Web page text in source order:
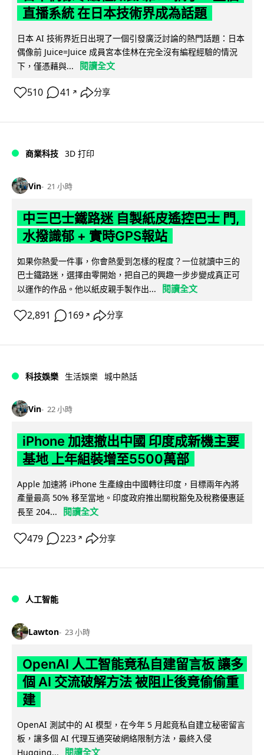
直播系統 在日本技術界成為話題
日本 AI 技術界近日出現了一個引發廣泛討論的熱門話題：日本
偶像前 Juice=Juice 成員宮本佳林在完全沒有編程經驗的情況
下，僅憑藉與...
閱讀全文
510 41 ↗ 分享
商業科技 3D 打印
Vin 21 小時
中三巴士鐵路迷 自製紙皮遙控巴士 門,
水撥識郁 + 實時GPS報站
如果你熱愛一件事，你會熱愛到怎樣的程度？一位就讀中三的
巴士鐵路迷，選擇由零開始，把自己的興趣一步步變成真正可
以運作的作品。他以紙皮親手製作出...
閱讀全文
2,891 169 ↗ 分享
科技娛樂 生活娛樂 城中熱話
Vin 22 小時
iPhone 加速撤出中國 印度成新機主要
基地 上年組裝增至5500萬部
Apple 加速將 iPhone 生產線由中國轉往印度，目標兩年內將
產量最高 50% 移至當地。印度政府推出關稅豁免及稅務優惠延
長至 204...
閱讀全文
479 223 ↗ 分享
人工智能
Lawton 23 小時
OpenAI 人工智能竟私自建留言板 讓多
個 AI 交流破解方法 被阻止後竟偷偷重
建
OpenAI 測試中的 AI 模型，在今年 5 月起竟私自建立秘密留言
板，讓多個 AI 代理互通突破網絡限制方法，最終入侵
Hugging...
閱讀全文